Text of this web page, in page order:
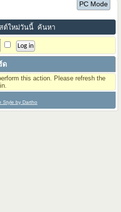
PC Mode
ต์ใหม่วันนี้ ค้นหา
ด
this action. Please refresh the
Style by Dartho